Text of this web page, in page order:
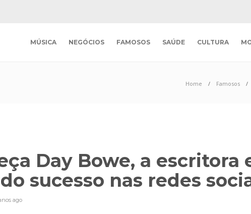
MÚSICA NEGÓCIOS FAMOSOS SAÚDE CULTURA
Home Famosos
Day Bowe, a
sucesso nas redes
ago